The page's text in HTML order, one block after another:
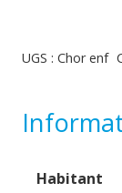
UGS : Chor enf
Habitant